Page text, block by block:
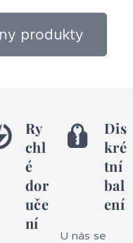
produkty
Ry
chl
é
dor
uče
ní
Dis
kré
tní
bal
ení
U nás se